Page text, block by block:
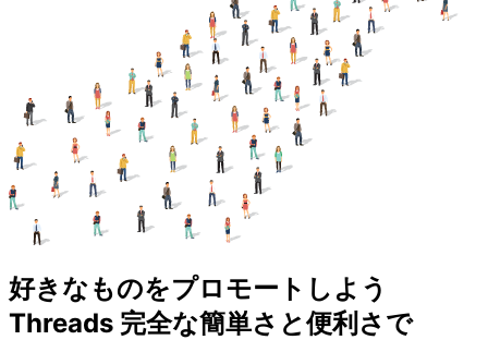
好きなものをプロモートしよう
Threads 完全な簡単さと便利さで